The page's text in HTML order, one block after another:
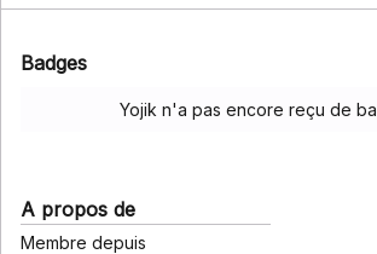
Badges
Yojik n'a pas encore reçu de
A propos de
Membre depuis